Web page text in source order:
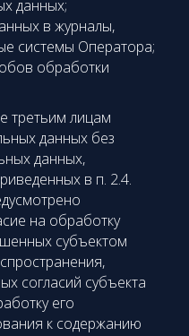
данных;
в журналы,
системы Оператора;
обработки
третьим лицам
данных без
данных,
в п. 2.4.
на обработку
субъектом
согласий субъекта
его
к содержанию